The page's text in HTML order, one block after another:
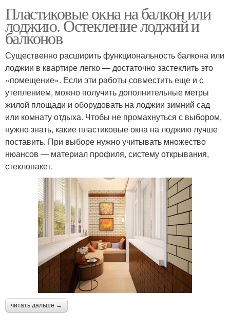
Пластиковые окна на балкон или
лоджию. Остекление лоджий и
балконов
Существенно расширить функциональность балкона или
лоджии в квартире легко — достаточно застеклить это
«помещение». Если эти работы совместить еще и с
утеплением, можно получить дополнительные метры
жилой площади и оборудовать на лоджии зимний сад
или комнату отдыха. Чтобы не промахнуться с выбором,
нужно знать, какие пластиковые окна на лоджию лучше
поставить. При выборе нужно учитывать множество
нюансов — материал профиля, систему открывания,
стеклопакет.
читать дальше →